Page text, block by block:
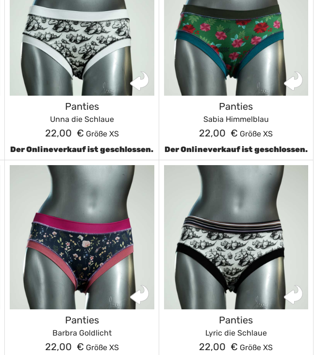
Panties
Unna die Schlaue
22,00 € Größe XS
Der Onlineverkauf ist geschlossen.
Panties
Sabia Himmelblau
22,00 € Größe XS
Der Onlineverkauf ist geschlossen.
Panties
Barbra Goldlicht
22,00 € Größe XS
Panties
Lyric die Schlaue
22,00 € Größe XS